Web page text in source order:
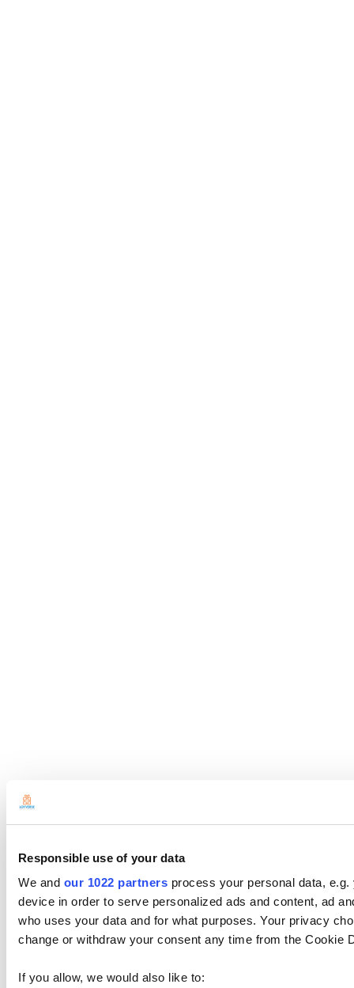
Responsible use of your data
We and our 1022 partners process your personal data,
device in order to serve personalized ads and content, ad
who uses your data and for what purposes. Your privacy
change or withdraw your consent any time from the Cookie
If you allow, we would also like to: